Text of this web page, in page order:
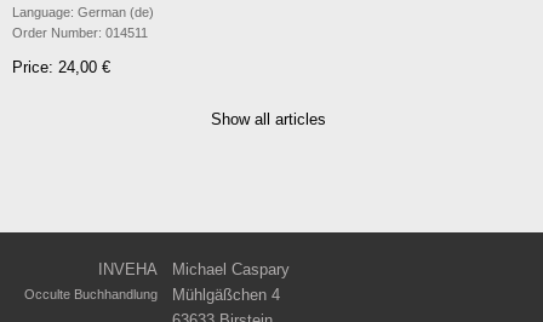
Language: German (de)
Order Number: 014511
Price: 24,00 €
Show all articles
INVEHA Michael Caspary
Occulte Buchhandlung
Mühlgäßchen 4